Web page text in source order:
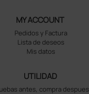
MY ACCOUNT
Pedidos y Factura
Lista de deseos
Mis datos
UTILIDAD
antes, compra despues